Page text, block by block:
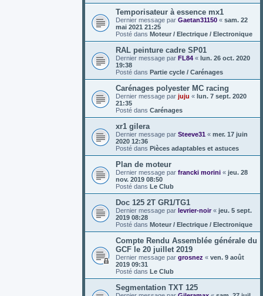
Temporisateur à essence mx1
Dernier message par Gaetan31150 « sam. 22
mai 2021 21:25
Posté dans Moteur / Electrique / Electronique
RAL peinture cadre SP01
Dernier message par FL84 « lun. 26 oct. 2020
19:38
Posté dans Partie cycle / Carénages
Carénages polyester MC racing
Dernier message par juju « lun. 7 sept. 2020
21:35
Posté dans Carénages
xr1 gilera
Dernier message par Steeve31 « mer. 17 juin
2020 12:36
Posté dans Pièces adaptables et astuces
Plan de moteur
Dernier message par francki morini « jeu. 28
nov. 2019 08:50
Posté dans Le Club
Doc 125 2T GR1/TG1
Dernier message par levrier-noir« jeu. 5 sept.
2019 08:28
Posté dans Moteur / Electrique / Electronique
Compte Rendu Assemblée générale du
GCF le 20 juillet 2019
Dernier message par grosnez « ven. 9 août
2019 09:31
Posté dans Le Club
Segmentation TXT 125